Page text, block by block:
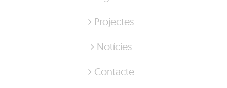
Projectes
Notícies
Contacte